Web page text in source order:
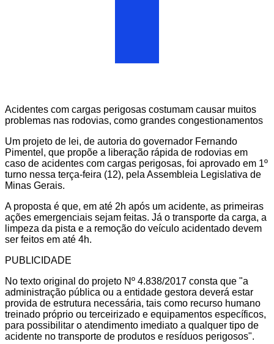
Acidentes com cargas perigosas costumam causar muitos
problemas nas rodovias, como grandes congestionamentos
Um projeto de lei, de autoria do governador Fernando
Pimentel, que propõe a liberação rápida de rodovias em
caso de acidentes com cargas perigosas, foi aprovado em 1º
turno nessa terça-feira (12), pela Assembleia Legislativa de
Minas Gerais.
A proposta é que, em até 2h após um acidente, as primeiras
ações emergenciais sejam feitas. Já o transporte da carga, a
limpeza da pista e a remoção do veículo acidentado devem
ser feitos em até 4h.
PUBLICIDADE
No texto original do projeto Nº 4.838/2017 consta que "a
administração pública ou a entidade gestora deverá estar
provida de estrutura necessária, tais como recurso humano
treinado próprio ou terceirizado e equipamentos específicos,
para possibilitar o atendimento imediato a qualquer tipo de
acidente no transporte de produtos e resíduos perigosos".